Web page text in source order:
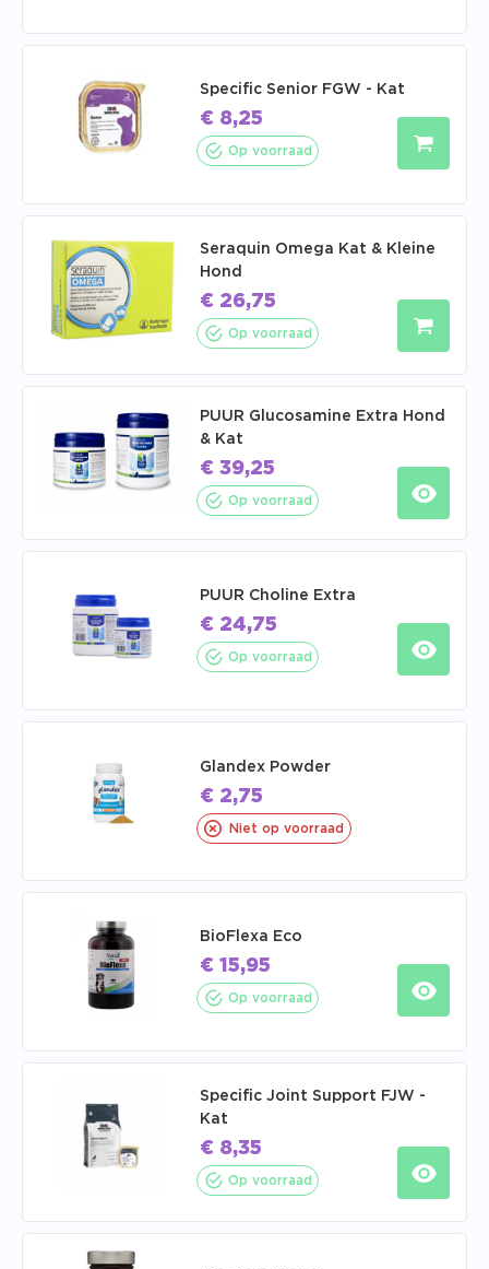
Specific Senior FGW - Kat
€ 8,25
Op voorraad
Seraquin Omega Kat & Kleine
Hond
€ 26,75
Op voorraad
PUUR Glucosamine Extra Hond
& Kat
€ 39,25
Op voorraad
PUUR Choline Extra
€ 24,75
Op voorraad
Glandex Powder
€ 2,75
Niet op voorraad
BioFlexa Eco
€ 15,95
Op voorraad
Specific Joint Support FJW -
Kat
€ 8,35
Op voorraad